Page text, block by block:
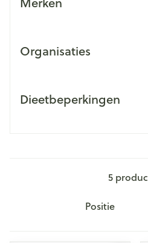
Organisaties
Dieetbeperkingen
5
Sorteer op: